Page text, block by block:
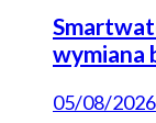
wymiana
05/08/2026